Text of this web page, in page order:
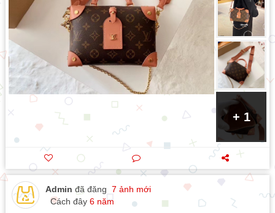
+ 1
Admin đã đăng 7 ảnh mới
Cách đây 6 năm